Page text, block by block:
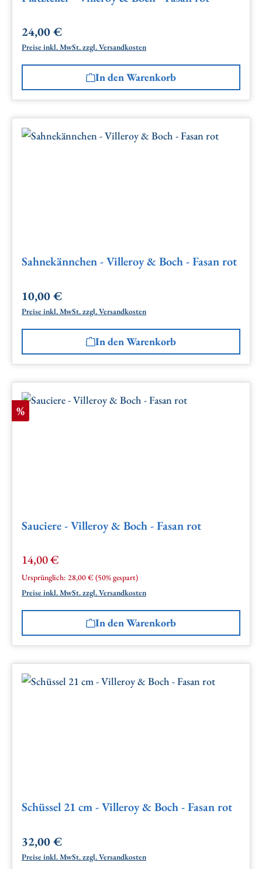
Regulärer Preis:
24,00 €
Preise inkl. MwSt. zzgl. Versandkosten
In den Warenkorb
Sahnekännchen - Villeroy & Boch - Fasan rot
Regulärer Preis:
10,00 €
Preise inkl. MwSt. zzgl. Versandkosten
In den Warenkorb
Rabatt
%
Sauciere - Villeroy & Boch - Fasan rot
Verkaufspreis:
14,00 €
Ursprünglich: Regulärer Preis:
28,00 €(50% gespart)
Preise inkl. MwSt. zzgl. Versandkosten
In den Warenkorb
Schüssel 21 cm - Villeroy & Boch - Fasan rot
Regulärer Preis:
32,00 €
Preise inkl. MwSt. zzgl. Versandkosten